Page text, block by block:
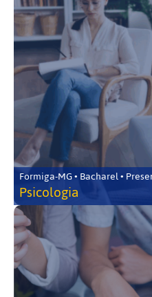
Formiga-MG • Bacharel •
Psicologia